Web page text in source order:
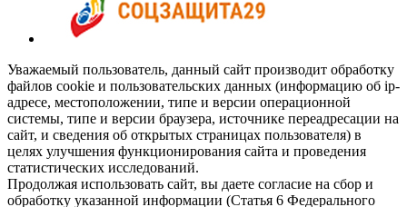
Уважаемый пользователь, данный сайт производит обработку
файлов cookie и пользовательских данных (информацию об ip-
адресе, местоположении, типе и версии операционной
системы, типе и версии браузера, источнике переадресации на
сайт, и сведения об открытых страницах пользователя) в
целях улучшения функционирования сайта и проведения
статистических исследований.
Продолжая использовать сайт, вы даете согласие на сбор и
обработку указанной информации (Статья 6 Федерального